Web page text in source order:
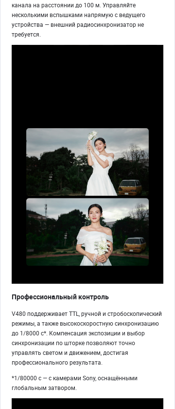
канала на расстоянии до 100 м. Управляйте
несколькими вспышками напрямую с ведущего
устройства — внешний радиосинхронизатор не
требуется.
Профессиональный контроль
V480 поддерживает TTL, ручной и стробоскопический
режимы, а также высокоскоростную синхронизацию
до 1/8000 с*. Компенсация экспозиции и выбор
синхронизации по шторке позволяют точно
управлять светом и движением, достигая
профессионального результата.
*1/80000 с — с камерами Sony, оснащёнными
глобальным затвором.